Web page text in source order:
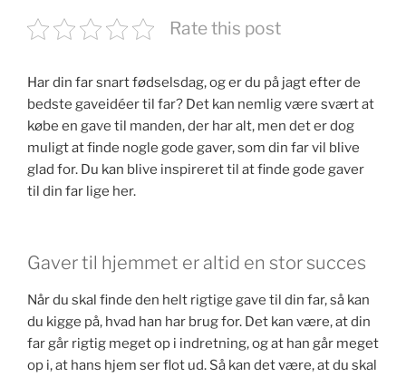
Rate this post
Har din far snart fødselsdag, og er du på jagt efter de
bedste gaveidéer til far? Det kan nemlig være svært at
købe en gave til manden, der har alt, men det er dog
muligt at finde nogle gode gaver, som din far vil blive
glad for. Du kan blive inspireret til at finde gode gaver
til din far lige her.
Gaver til hjemmet er altid en stor succes
Når du skal finde den helt rigtige gave til din far, så kan
du kigge på, hvad han har brug for. Det kan være, at din
far går rigtig meget op i indretning, og at han går meget
op i, at hans hjem ser flot ud. Så kan det være, at du skal